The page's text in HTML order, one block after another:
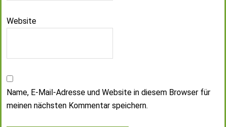
Website
Name, E-Mail-Adresse und Website in diesem Browser für
meinen nächsten Kommentar speichern.